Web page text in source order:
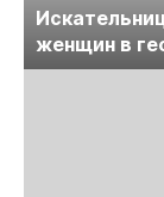
женщин в